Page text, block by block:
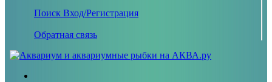
Поиск Вход/Регистрация
Обратная связь